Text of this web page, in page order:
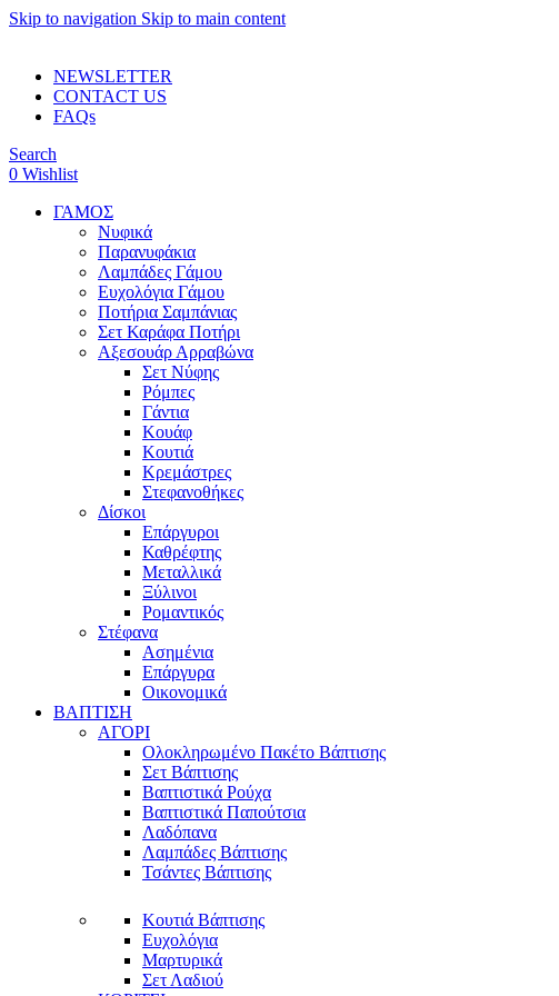
Skip to navigation Skip to main content
NEWSLETTER
CONTACT US
FAQs
Search
0 Wishlist
ΓΑΜΟΣ
Νυφικά
Παρανυφάκια
Λαμπάδες Γάμου
Ευχολόγια Γάμου
Ποτήρια Σαμπάνιας
Σετ Καράφα Ποτήρι
Αξεσουάρ Αρραβώνα
Σετ Νύφης
Ρόμπες
Γάντια
Κουάφ
Κουτιά
Κρεμάστρες
Στεφανοθήκες
Δίσκοι
Επάργυροι
Καθρέφτης
Μεταλλικά
Ξύλινοι
Ρομαντικός
Στέφανα
Ασημένια
Επάργυρα
Οικονομικά
ΒΑΠΤΙΣΗ
ΑΓΟΡΙ
Ολοκληρωμένο Πακέτο Βάπτισης
Σετ Βάπτισης
Βαπτιστικά Ρούχα
Βαπτιστικά Παπούτσια
Λαδόπανα
Λαμπάδες Βάπτισης
Τσάντες Βάπτισης
Κουτιά Βάπτισης
Ευχολόγια
Μαρτυρικά
Σετ Λαδιού